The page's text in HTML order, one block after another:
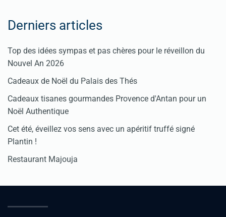
Derniers articles
Top des idées sympas et pas chères pour le réveillon du
Nouvel An 2026
Cadeaux de Noël du Palais des Thés
Cadeaux tisanes gourmandes Provence d'Antan pour un
Noël Authentique
Cet été, éveillez vos sens avec un apéritif truffé signé
Plantin !
Restaurant Majouja